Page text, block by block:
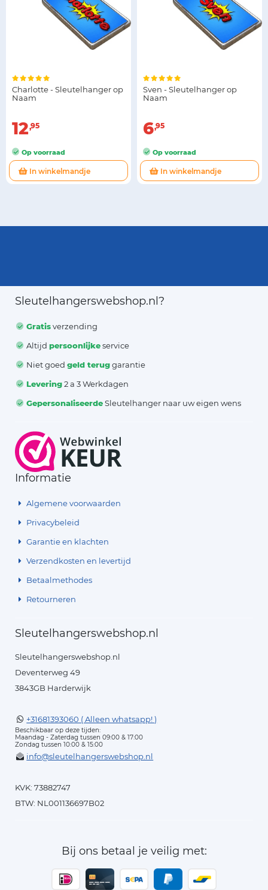
Charlotte - Sleutelhanger op
Naam
12 95
Op voorraad
In winkelmandje
Sven - Sleutelhanger op
Naam
6 95
Op voorraad
In winkelmandje
Sleutelhangerswebshop.nl?
Gratisverzending
Altijdpersoonlijkeservice
Niet goedgeld teruggarantie
Levering2 a 3 Werkdagen
GepersonaliseerdeSleutelhanger naar uw eigen wens
Informatie
Algemene voorwaarden
Privacybeleid
Garantie en klachten
Verzendkosten en levertijd
Betaalmethodes
Retourneren
Sleutelhangerswebshop.nl
Sleutelhangerswebshop.nl
Deventerweg 49
3843GB Harderwijk
+31681393060 ( Alleen whatsapp! )
Beschikbaar op deze tijden:
Maandag - Zaterdag tussen 09:00 & 17:00
Zondag tussen 10:00 & 15:00
info@sleutelhangerswebshop.nl
KVK: 73882747
BTW: NL001136697B02
Bij ons betaal je veilig met: